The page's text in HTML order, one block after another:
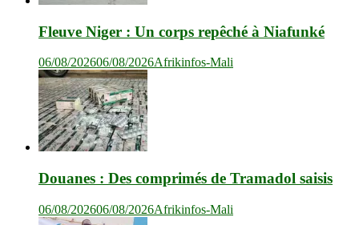
Fleuve Niger : Un corps repêché à Niafunké
06/08/202606/08/2026Afrikinfos-Mali
Douanes : Des comprimés de Tramadol saisis
06/08/202606/08/2026Afrikinfos-Mali